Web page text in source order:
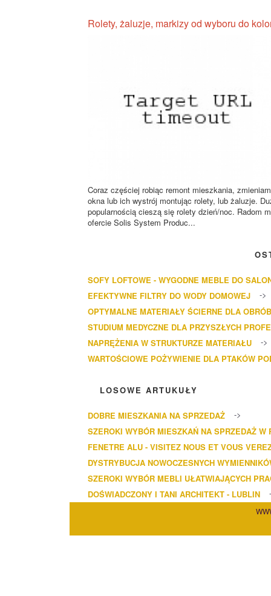
Rolety, żaluzje, markizy od wyboru do
Coraz częściej robiąc remont mieszkania,
okna lub ich wystrój montując rolety, lub żaluzje.
popularnością cieszą się rolety dzień/noc. Radom
ofercie Solis System Produc...
SOFY LOFTOWE - WYGODNE MEBLE DO
EFEKTYWNE FILTRY DO WODY DOMOWEJ
OPTYMALNE MATERIAŁY ŚCIERNE DLA
STUDIUM MEDYCZNE DLA PRZYSZŁYCH
NAPRĘŻENIA W STRUKTURZE MATERIAŁU
WARTOŚCIOWE POŻYWIENIE DLA PTAKÓW
LOSOWE ARTUKUŁY
DOBRE MIESZKANIA NA SPRZEDAŻ
SZEROKI WYBÓR MIESZKAŃ NA SPRZEDAŻ W
FENETRE ALU - VISITEZ NOUS ET VOUS
DYSTRYBUCJA NOWOCZESNYCH
SZEROKI WYBÓR MEBLI UŁATWIAJĄCYCH
DOŚWIADCZONY I TANI ARCHITEKT - LUBLIN